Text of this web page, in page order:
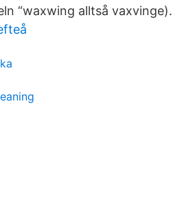
“waxwing alltså vaxvinge).